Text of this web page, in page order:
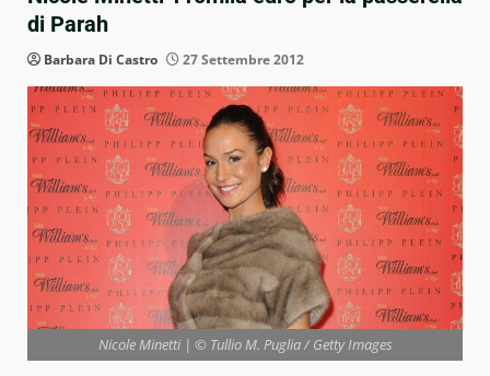
di Parah
Barbara Di Castro 27 Settembre 2012
Nicole Minetti | © Tullio M. Puglia / Getty Images